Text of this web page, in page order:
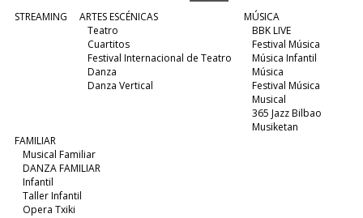
STREAMING
ARTES ESCÉNICAS
Teatro
Cuartitos
Festival Internacional de Teatro
Danza
Danza Vertical
MÚSICA
BBK LIVE
Festival Música
Música Infantil
Música
Festival Música
Musical
365 Jazz Bilbao
Musiketan
FAMILIAR
Musical Familiar
DANZA FAMILIAR
Infantil
Taller Infantil
Opera Txiki